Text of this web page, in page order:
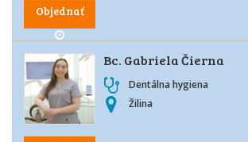
Objednať
Bc. Gabriela Čierna
Dentálna hygiena
Žilina